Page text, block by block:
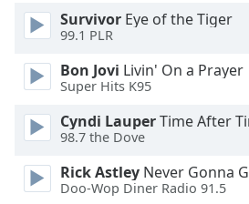
cancel
and
close
window.
Text
Color
Survivor Eye of the Tiger
99.1 PLR
Bon Jovi Livin' On a Prayer
Super Hits K95
Cyndi LauperTime After
98.7 the Dove
Rick Astley Never Gonna
Doo-Wop Diner Radio 91.5